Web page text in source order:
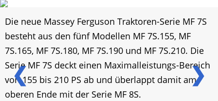
❮ ❯
Die neue Massey Ferguson Traktoren-Serie MF 7S
besteht aus den fünf Modellen MF 7S.155, MF
7S.165, MF 7S.180, MF 7S.190 und MF 7S.210. Die
Serie MF 7S deckt einen Maximalleistungs-Bereich
von 155 bis 210 PS ab und überlappt damit am
oberen Ende mit der Serie MF 8S.